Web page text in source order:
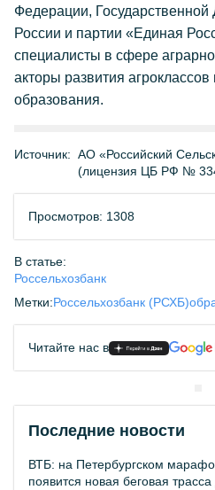
Федерации,
России и партии «Единая
специалисты в сфере
акторы развития
образования.
Источник: АО «Российский
(лицензия ЦБ РФ №
Просмотров: 1308
В статье:
Россельхозбанк
Метки:Россельхозбанк (РСХБ)
Читайте нас в
Последние новости
ВТБ: на Петербургском
появится новая беговая